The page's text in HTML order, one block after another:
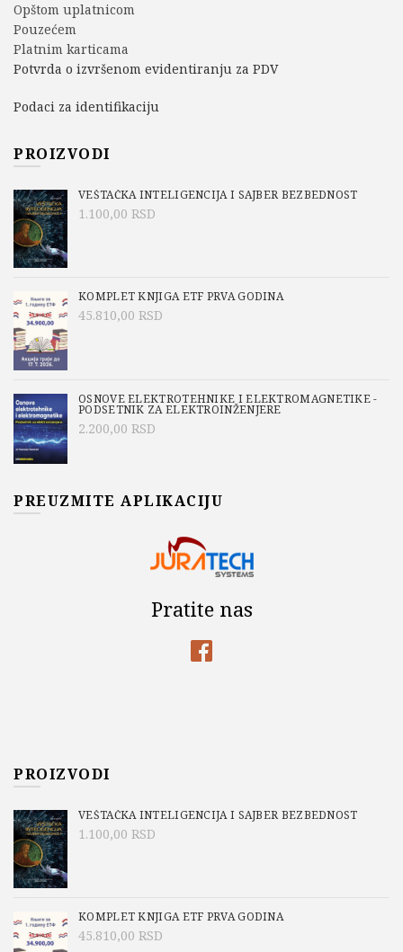
Opštom uplatnicom
Pouzećem
Platnim karticama
Potvrda o izvršenom evidentiranju za PDV
Podaci za identifikaciju
PROIZVODI
VEŠTAČKA INTELIGENCIJA I SAJBER BEZBEDNOST
1.100,00 RSD
KOMPLET KNJIGA ETF PRVA GODINA
45.810,00 RSD
OSNOVE ELEKTROTEHNIKE I ELEKTROMAGNETIKE -
PODSETNIK ZA ELEKTROINŽENJERE
2.200,00 RSD
PREUZMITE APLIKACIJU
Pratite nas
PROIZVODI
VEŠTAČKA INTELIGENCIJA I SAJBER BEZBEDNOST
1.100,00 RSD
KOMPLET KNJIGA ETF PRVA GODINA
45.810,00 RSD